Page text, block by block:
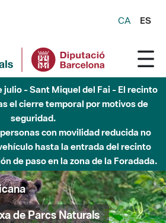
CA ES
julio - Sant Miquel del Fai - El recinto
el cierre temporal por motivos de
seguridad.
con movilidad reducida no
hasta la entrada del recinto
de paso en la zona de la Foradada.
de Parcs Naturals